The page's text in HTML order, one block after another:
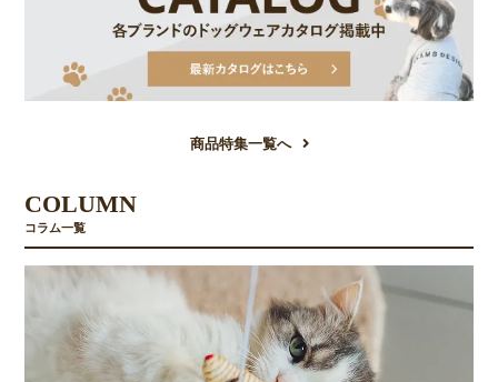
商品特集一覧へ
COLUMN
コラム一覧